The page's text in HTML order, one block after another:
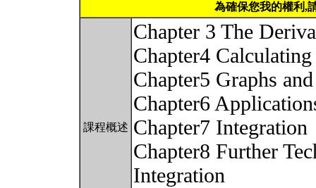
為確保您我的權利,
課程概述
Chapter 3 The
Chapter4
Chapter5 Graphs
Chapter6
Chapter7 Integration
Chapter8 Further
Integration